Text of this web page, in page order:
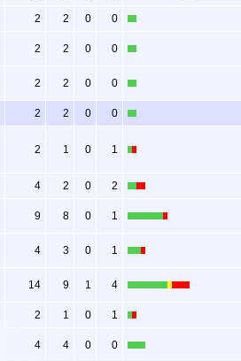
2 2 0
0
2 2 0 0
2 2 0 0
2 2 0
0
2 1 0 1
4 2 0
2
9 8 0 1
4 3 0 1
14 9 1 4
2 1 0
1
4 4 0 0